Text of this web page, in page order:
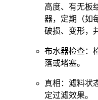
高度、有无板
器，定期（如
破损、变形，
布水器检查：
落或堵塞。
真相：滤料状
定过滤效果。